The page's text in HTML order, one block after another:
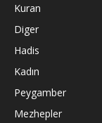
Kuran
Diger
Hadis
Kadın
Peygamber
Mezhepler